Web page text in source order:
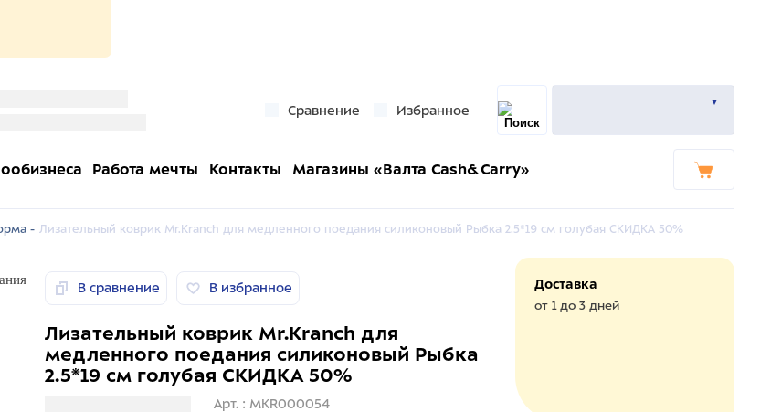
Сравнение Избранное
Работа мечты Контакты Магазины «Валта Cash&Carry»
- Лизательный коврик Mr.Kranch для медленного поедания силиконовый Рыбка 2.5*19 см голубая СКИДКА 50%
В сравнение В избранное
Лизательный коврик Mr.Kranch для
медленного поедания силиконовый Рыбка
2.5*19 см голубая СКИДКА 50%
Арт. : MKR000054
Доставка
от 1 до 3 дней